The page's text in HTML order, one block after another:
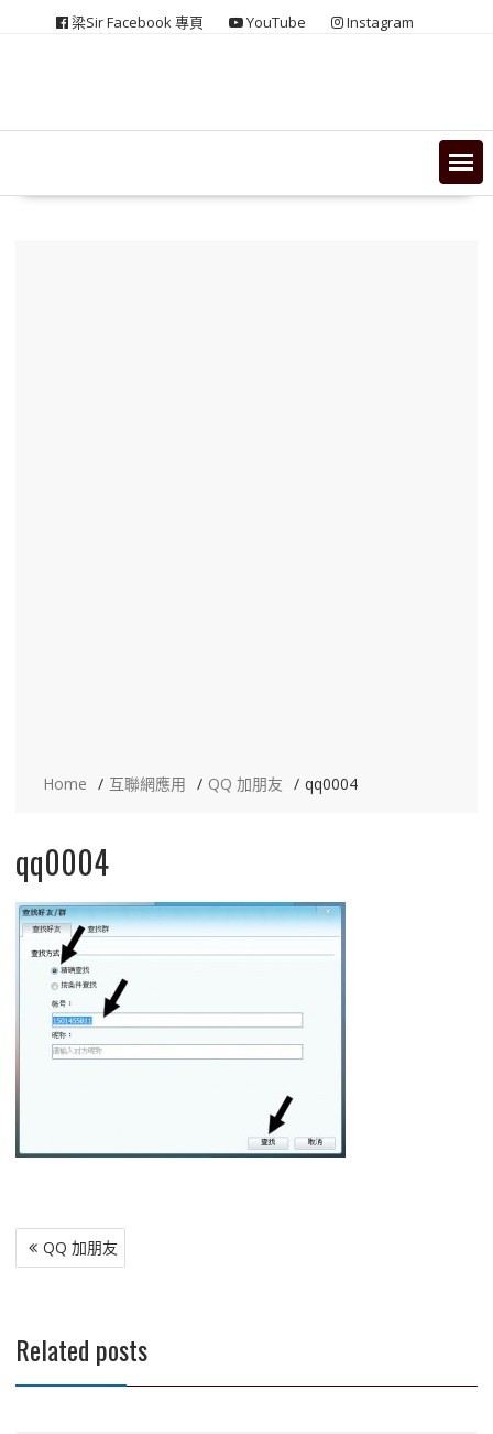
梁Sir Facebook 專頁 YouTube Instagram
Home 互聯網應用 QQ 加朋友 qq0004
qq0004
文
章
QQ 加朋友
Related posts